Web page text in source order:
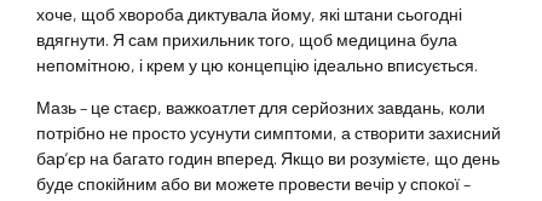
хоче, щоб хвороба диктувала йому, які штани сьогодні
вдягнути. Я сам прихильник того, щоб медицина була
непомітною, і крем у цю концепцію ідеально вписується.
Мазь – це стаєр, важкоатлет для серйозних завдань, коли
потрібно не просто усунути симптоми, а створити захисний
бар’єр на багато годин вперед. Якщо ви розумієте, що день
буде спокійним або ви можете провести вечір у спокої –